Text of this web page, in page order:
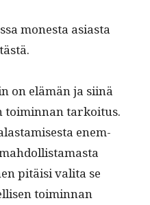
mon­es­ta asi­as­ta
on elämän ja siinä
toimin­nan tarkoi­tus.
enem­
pitäisi vali­ta se
toimin­nan